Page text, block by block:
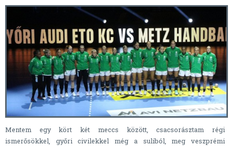
Mentem egy kört két meccs között, csacsorásztam régi
ismerősökkel, győri civilekkel még a suliból, meg veszprémi